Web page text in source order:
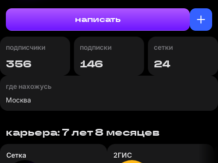
написать
подписчики
356
подписки
146
сетки
24
где нахожусь
Москва
карьера: 7 лет 8 месяцев
Сетка 2ГИС